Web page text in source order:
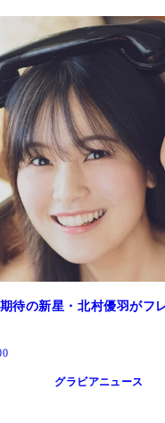
期待の新星・北村優羽がフ
グラビアニュース